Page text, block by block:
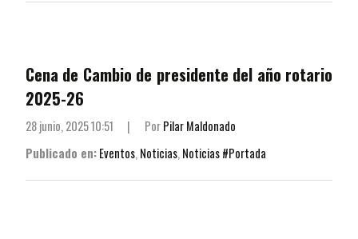
Cena de Cambio de presidente del año rotario
2025-26
28 junio, 2025 10:51 | PorPilar Maldonado
Publicado en:Eventos, Noticias, Noticias #Portada